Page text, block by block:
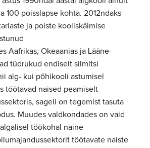
100 poisslapse kohta. 2012ndaks
ja poiste kooliskäimise
Aafrikas, Okeaanias ja Lääne-
tüdrukud endiselt silmitsi
alg- kui põhikooli astumisel
töötavad naised peamiselt
sageli on tegemist tasuta
Muudes valdkondades on vaid
töökohal naine
töötavate naiste